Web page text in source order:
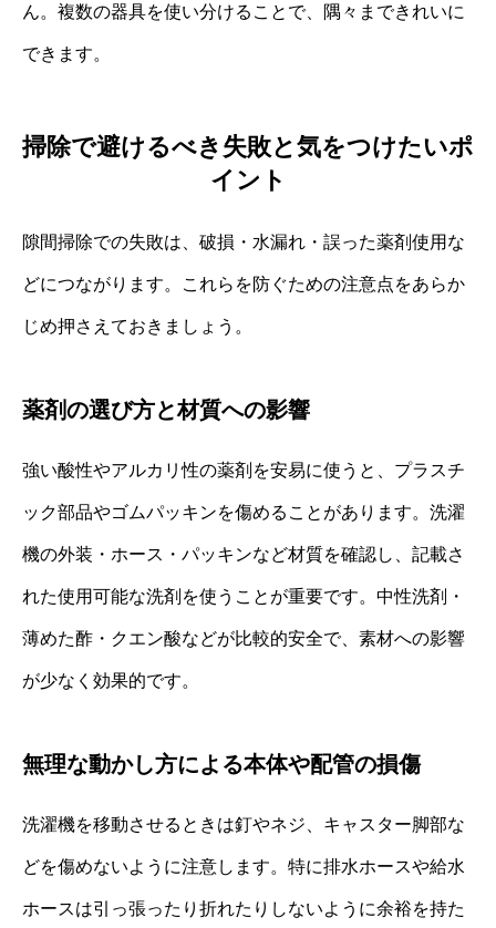
ん。複数の器具を使い分けることで、隅々まできれいに
できます。
掃除で避けるべき失敗と気をつけたいポ
イント
隙間掃除での失敗は、破損・水漏れ・誤った薬剤使用な
どにつながります。これらを防ぐための注意点をあらか
じめ押さえておきましょう。
薬剤の選び方と材質への影響
強い酸性やアルカリ性の薬剤を安易に使うと、プラスチ
ック部品やゴムパッキンを傷めることがあります。洗濯
機の外装・ホース・パッキンなど材質を確認し、記載さ
れた使用可能な洗剤を使うことが重要です。中性洗剤・
薄めた酢・クエン酸などが比較的安全で、素材への影響
が少なく効果的です。
無理な動かし方による本体や配管の損傷
洗濯機を移動させるときは釘やネジ、キャスター脚部な
どを傷めないように注意します。特に排水ホースや給水
ホースは引っ張ったり折れたりしないように余裕を持た